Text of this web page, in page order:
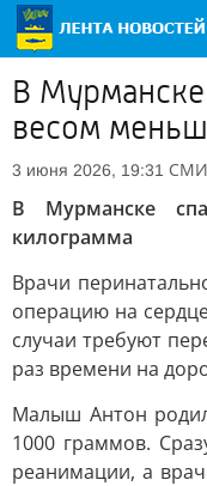
В
весом
3 июня 2026, 19:31 СМИ
В Мурманске
килограмма
Врачи
операцию на
случаи требуют
раз времени на
Малыш Антон
1000 граммов.
реанимации, а